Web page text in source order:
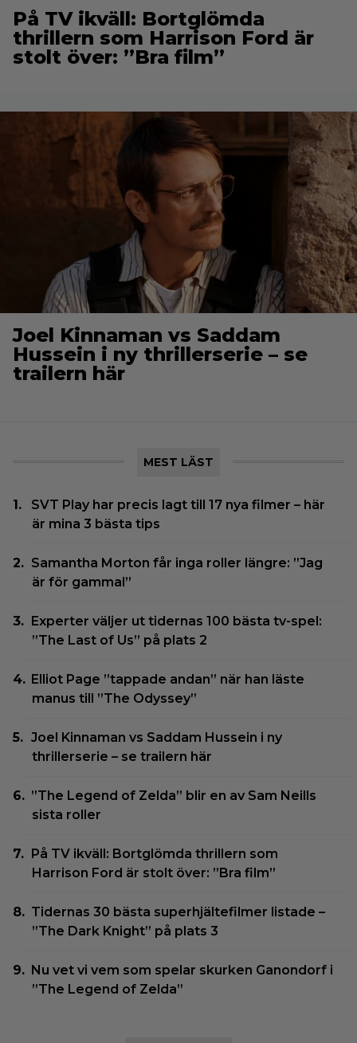
På TV ikväll: Bortglömda
thrillern som Harrison Ford är
stolt över: ”Bra film”
Joel Kinnaman vs Saddam
Hussein i ny thrillerserie – se
trailern här
MEST LÄST
SVT Play har precis lagt till 17 nya filmer – här
är mina 3 bästa tips
Samantha Morton får inga roller längre: ”Jag
är för gammal”
Experter väljer ut tidernas 100 bästa tv-spel:
”The Last of Us” på plats 2
Elliot Page ”tappade andan” när han läste
manus till ”The Odyssey”
Joel Kinnaman vs Saddam Hussein i ny
thrillerserie – se trailern här
”The Legend of Zelda” blir en av Sam Neills
sista roller
På TV ikväll: Bortglömda thrillern som
Harrison Ford är stolt över: ”Bra film”
Tidernas 30 bästa superhjältefilmer listade –
”The Dark Knight” på plats 3
Nu vet vi vem som spelar skurken Ganondorf i
”The Legend of Zelda”